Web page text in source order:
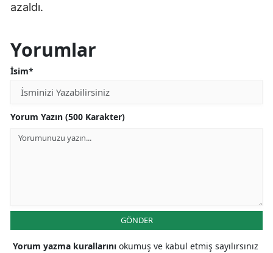
azaldı.
Yorumlar
İsim*
Yorum Yazın (500 Karakter)
GÖNDER
Yorum yazma kurallarını okumuş ve kabul etmiş sayılırsınız